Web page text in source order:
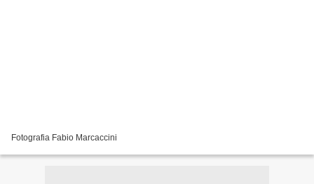
Fotografia Fabio Marcaccini